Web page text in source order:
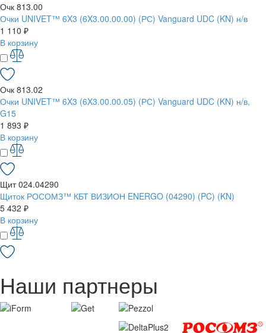
Очк 813.00
Очки UNIVET™ 6X3 (6X3.00.00.00) (РС) Vanguard UDC (KN) н/в
1 110 ₽
В корзину
Очк 813.02
Очки UNIVET™ 6X3 (6X3.00.00.05) (РС) Vanguard UDC (KN) н/в,
G15
1 893 ₽
В корзину
Щит 024.04290
Щиток РОСОМЗ™ КБТ ВИЗИОН ENERGO (04290) (PC) (KN)
5 432 ₽
В корзину
Наши партнеры